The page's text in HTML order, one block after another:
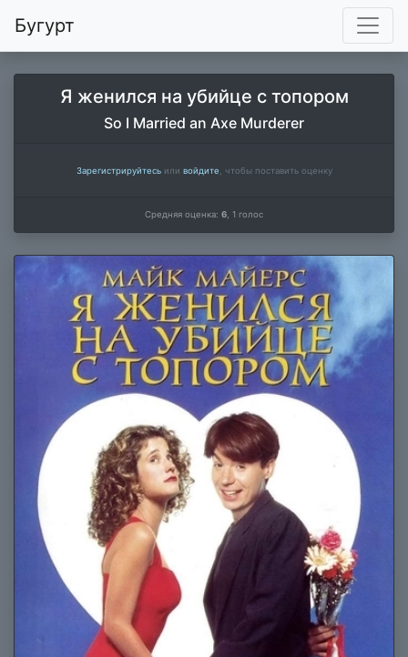
Бугурт
Я женился на убийце с топором
So I Married an Axe Murderer
Зарегистрируйтесьили войдите , чтобы поставить оценку
Средняя оценка: 6 1 голос